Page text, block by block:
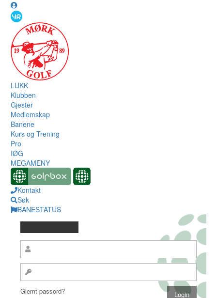
LUKK
Klubben
Gjester
Medlemskap
Banene
Kurs og Trening
Pro
IØG
MEGAMENY
Kontakt
Søk
BANESTATUS
Glemt passord?